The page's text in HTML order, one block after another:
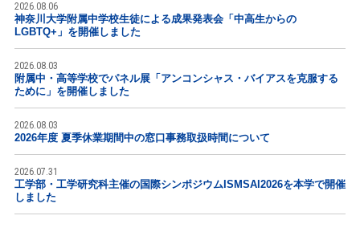
2026.08.06
神奈川大学附属中学校生徒による成果発表会「中高生からの
LGBTQ+」を開催しました
2026.08.03
附属中・高等学校でパネル展「アンコンシャス・バイアスを克服する
ために」を開催しました
2026.08.03
2026年度 夏季休業期間中の窓口事務取扱時間について
2026.07.31
工学部・工学研究科主催の国際シンポジウムISMSAI2026を本学で開催
しました